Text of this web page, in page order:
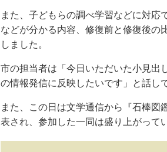
また、子どもらの調べ学習などに対応
などが分かる内容、修復前と修復後の
しました。
市の担当者は「今日いただいた小見出
の情報発信に反映したいです」と話し
また、この日は文学通信から『石棒図
表され、参加した一同は盛り上がって